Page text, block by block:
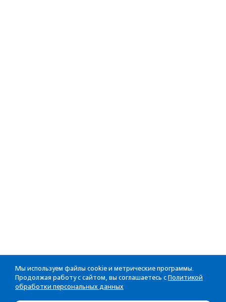
Мы используем файлы cookie и метрические программы.
Продолжая работу с сайтом, вы соглашаетесь с Политикой
обработки персональных данных